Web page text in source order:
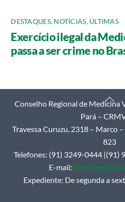
DESTAQUES, NOTÍCIAS, ÚLTIMAS
Exercício ilegal da
passa a ser crime no
Back
To
Top
Conselho Regional de Medicina
Pará –
Travessa Curuzu, 2318 – Marco
823
Telefones: (91) 3249-0444 |(91)
E-mail:
Expediente: De segunda a